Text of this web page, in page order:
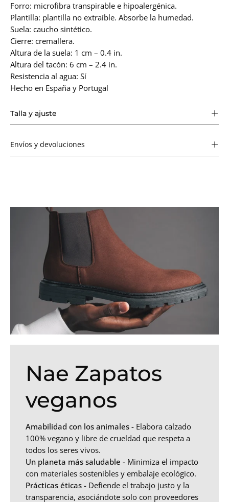
Forro: microfibra transpirable e hipoalergénica.
Plantilla: plantilla no extraíble. Absorbe la humedad.
Suela: caucho sintético.
Cierre: cremallera.
Altura de la suela: 1 cm – 0.4 in.
Altura del tacón: 6 cm – 2.4 in.
Resistencia al agua: Sí
Hecho en España y Portugal
Talla y ajuste
Envíos y devoluciones
Nae Zapatos
veganos
Amabilidad con los animales - Elabora calzado
100% vegano y libre de crueldad que respeta a
todos los seres vivos.
Un planeta más saludable - Minimiza el impacto
con materiales sostenibles y embalaje ecológico.
Prácticas éticas - Defiende el trabajo justo y la
transparencia, asociándote solo con proveedores